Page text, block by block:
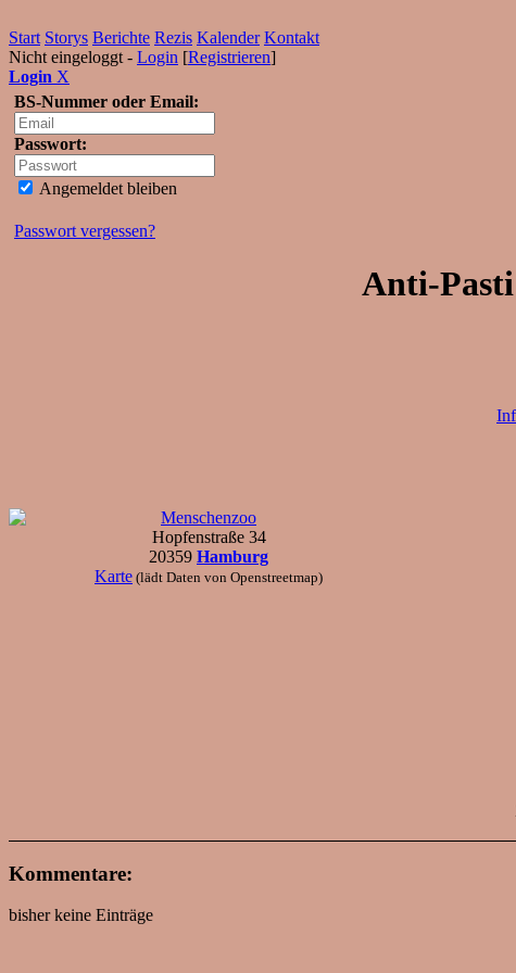
Start Storys Berichte Rezis Kalender Kontakt
Nicht eingeloggt - Login [Registrieren]
Login X
BS-Nummer oder Email:
Passwort:
Angemeldet bleiben
Passwort vergessen?
Anti-Pasti
Menschenzoo
Hopfenstraße 34
20359 Hamburg
Karte (lädt Daten von Openstreetmap)
Kommentare:
bisher keine Einträge